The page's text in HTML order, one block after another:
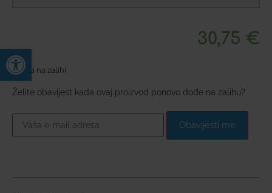
Open toolbar
30,75 €
Nema na zalihi
Želite obavijest kada ovaj proizvod ponovo dođe na zalihu?
Obavijesti me